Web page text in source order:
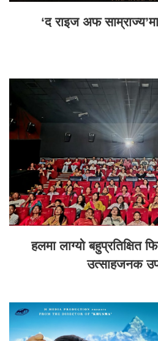
‘द राइज अफ
हलमा लाग्यो बहुप्रतिक्षित
उत्साहजनक